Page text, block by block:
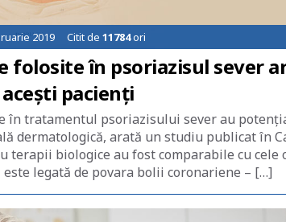
2019 Citit de 11784ori
folosite în psoriazisul sever
pacienți
în tratamentul psoriazisului sever au
dermatologică, arată un studiu publicat în
terapii biologice au fost comparabile cu
legată de povara bolii coronariene – […]